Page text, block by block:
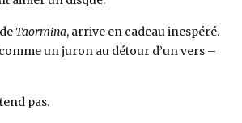
Taormina, arrive en cadeau inespéré.
un juron au détour d’un vers –
pas.